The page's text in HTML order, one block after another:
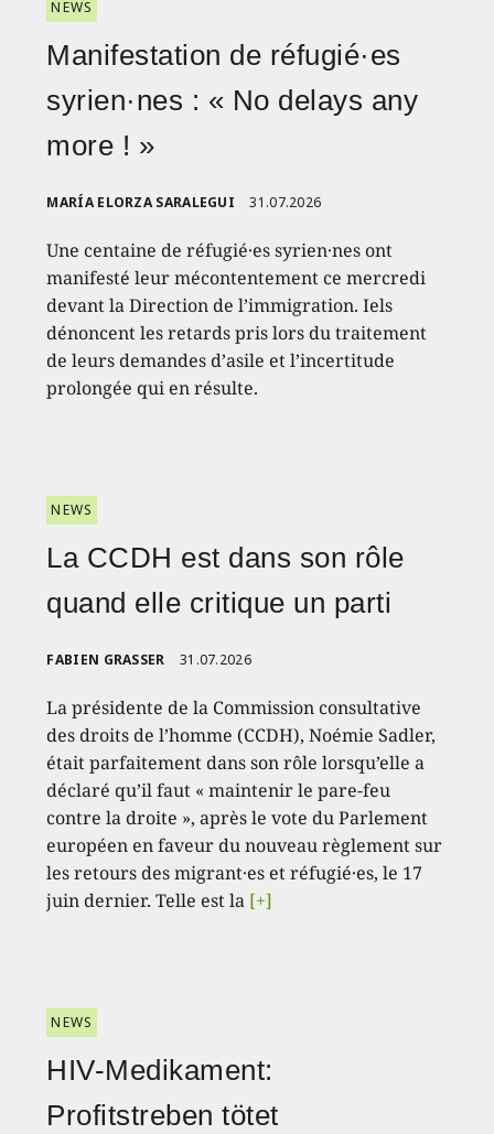
NEWS
Manifestation de réfugié·es
syrien·nes : « No delays any
more ! »
MARÍA ELORZA SARALEGUI 31.07.2026
Une centaine de réfugié·es syrien·nes ont
manifesté leur mécontentement ce mercredi
devant la Direction de l’immigration. Iels
dénoncent les retards pris lors du traitement
de leurs demandes d’asile et l’incertitude
prolongée qui en résulte.
NEWS
La CCDH est dans son rôle
quand elle critique un parti
FABIEN GRASSER 31.07.2026
La présidente de la Commission consultative
des droits de l’homme (CCDH), Noémie Sadler,
était parfaitement dans son rôle lorsqu’elle a
déclaré qu’il faut « maintenir le pare-feu
contre la droite », après le vote du Parlement
européen en faveur du nouveau règlement sur
les retours des migrant·es et réfugié·es, le 17
juin dernier. Telle est la [+]
NEWS
HIV-Medikament:
Profitstreben tötet